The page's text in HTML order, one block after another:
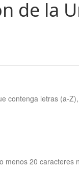
de la
contenga letras (a-
menos 20 caracteres